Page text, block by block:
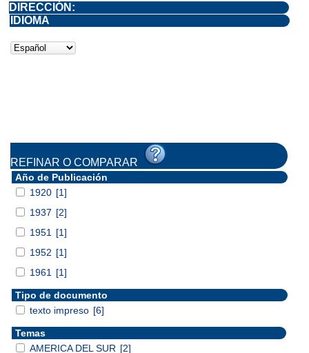
DIRECCIÓN:
IDIOMA
REFINAR O COMPARAR
Año de Publicación
1920 [1]
1937 [2]
1951
[1]
1952 [1]
1961
[1]
Tipo de documento
texto impreso [6]
Temas
AMERICA DEL SUR [2]